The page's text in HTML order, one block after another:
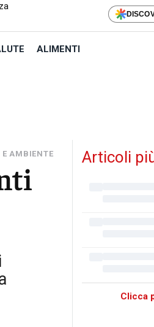
ALIMENTI
AMBIENTE Articoli
Clicca